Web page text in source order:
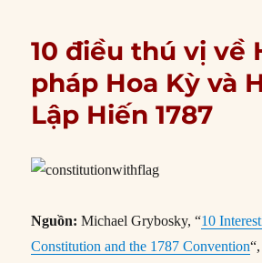
10 điều thú vị về
pháp Hoa Kỳ và
Lập Hiến 1787
Nguồn: Michael Grybosky, “10
Constitution and the 1787 Convention“,